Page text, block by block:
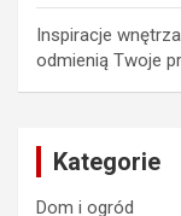
Inspiracje
odmienią Twoje
Kategorie
Dom i ogród